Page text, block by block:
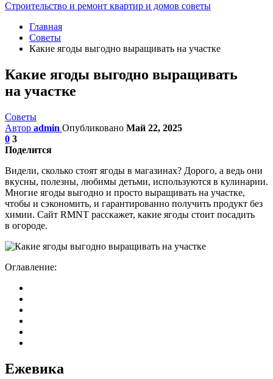
Строительство и ремонт квартир и домов советы
Главная
Советы
Какие ягоды выгодно выращивать на участке
Какие ягоды выгодно выращивать
на участке
Советы
Автор admin Опубликовано Май 22, 2025
0 3
Поделится
Видели, сколько стоят ягоды в магазинах? Дорого, а ведь они
вкусны, полезны, любимы детьми, используются в кулинарии.
Многие ягоды выгодно и просто выращивать на участке,
чтобы и сэкономить, и гарантированно получить продукт без
химии. Сайт RMNT расскажет, какие ягоды стоит посадить
в огороде.
Оглавление:
Ежевика